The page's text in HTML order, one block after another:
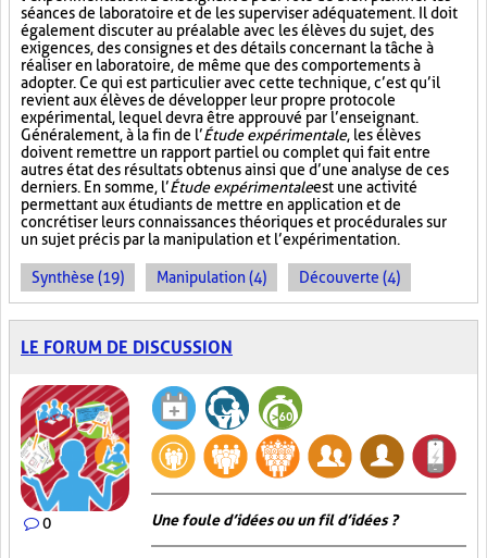
séances de laboratoire et de les superviser adéquatement. Il doit
également discuter au préalable avec les élèves du sujet, des
exigences, des consignes et des détails concernant la tâche à
réaliser en laboratoire, de même que des comportements à
adopter. Ce qui est particulier avec cette technique, c’est qu’il
revient aux élèves de développer leur propre protocole
expérimental, lequel devra être approuvé par l’enseignant.
Généralement, à la fin de l’Étude expérimentale, les élèves
doivent remettre un rapport partiel ou complet qui fait entre
autres état des résultats obtenus ainsi que d’une analyse de ces
derniers. En somme, l’Étude expérimentaleest une activité
permettant aux étudiants de mettre en application et de
concrétiser leurs connaissances théoriques et procédurales sur
un sujet précis par la manipulation et l’expérimentation.
Synthèse (19) Manipulation (4) Découverte (4)
LE FORUM DE DISCUSSION
0 Une foule d’idées ou un fil d’idées ?